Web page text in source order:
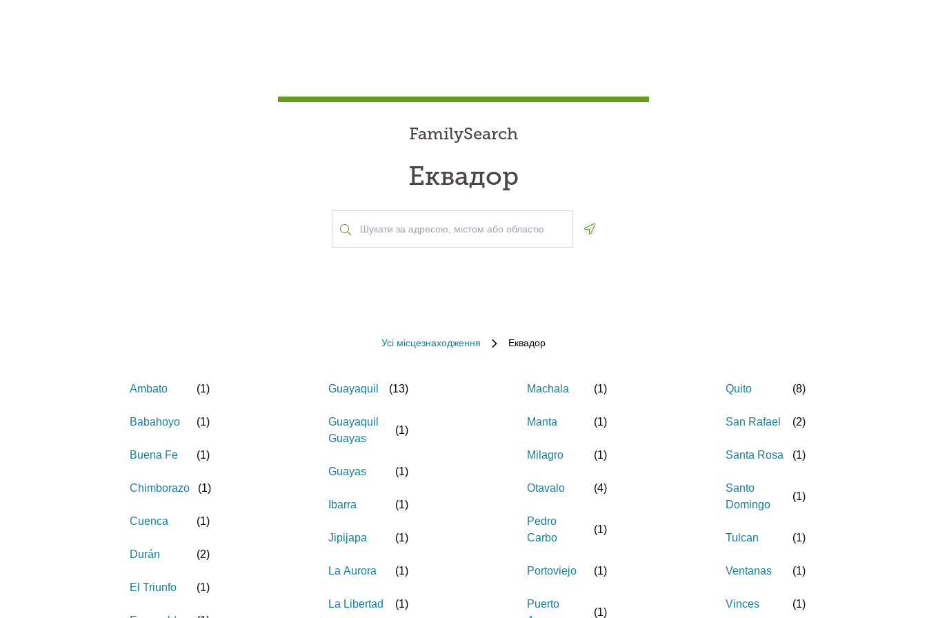
FamilySearch
Еквадор
Усі місцезнаходження Еквадор
Ambato (1)
Babahoyo (1)
Buena Fe (1)
Chimborazo (1)
Cuenca (1)
Durán (2)
El Triunfo (1)
Guayaquil (13)
Guayaquil
Guayas
(1)
Guayas (1)
Ibarra (1)
Jipijapa (1)
La Aurora (1)
La Libertad (1)
Machala (1)
Manta (1)
Milagro (1)
Otavalo (4)
Pedro
Carbo
(1)
Portoviejo (1)
Puerto
(1)
Quito (8)
San Rafael (2)
Santa Rosa (1)
Santo
Domingo
(1)
Tulcan (1)
Ventanas (1)
Vinces (1)